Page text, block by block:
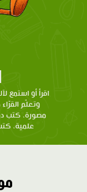
اقرأ أو استمع
وتعلّم
مصورة، كتب
علمية،